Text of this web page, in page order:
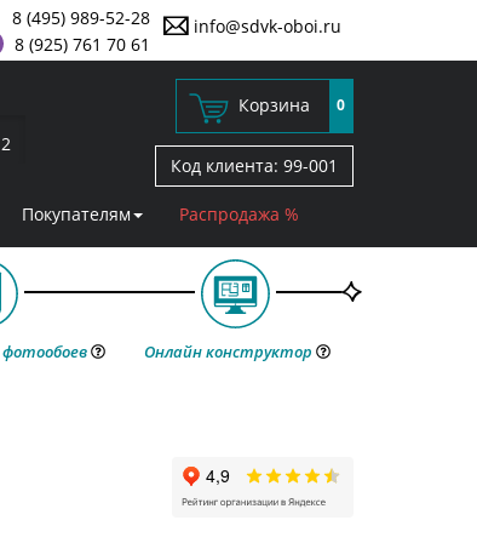
info@sdvk-oboi.ru
8 (495) 989-52-28
8 (925) 761 70 61
2
Корзина 0
Код клиента: 99-001
Покупателям Распродажа %
Онлайн конструктор